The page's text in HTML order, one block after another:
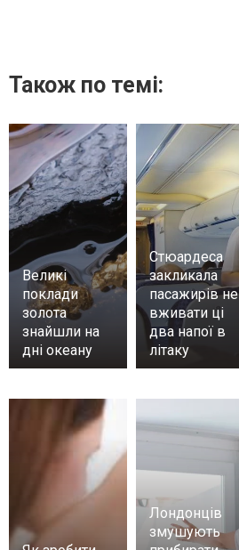
Також по темі:
Великі
поклади
золота
знайшли на
дні океану
Стюардеса
закликала
пасажирів не
вживати ці
два напої в
літаку
Лондонців
змушують